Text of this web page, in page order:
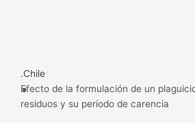
.Chile
.
Efecto de la formulación de un
residuos y su período de carencia